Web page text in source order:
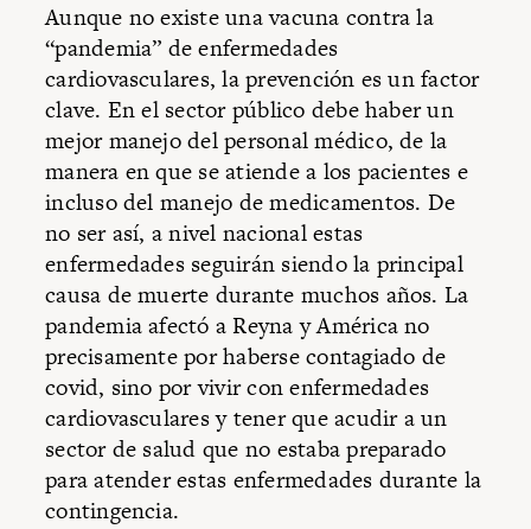
Aunque no existe una vacuna contra la
“pandemia” de enfermedades
cardiovasculares, la prevención es un factor
clave. En el sector público debe haber un
mejor manejo del personal médico, de la
manera en que se atiende a los pacientes e
incluso del manejo de medicamentos. De
no ser así, a nivel nacional estas
enfermedades seguirán siendo la principal
causa de muerte durante muchos años. La
pandemia afectó a Reyna y América no
precisamente por haberse contagiado de
covid, sino por vivir con enfermedades
cardiovasculares y tener que acudir a un
sector de salud que no estaba preparado
para atender estas enfermedades durante la
contingencia.